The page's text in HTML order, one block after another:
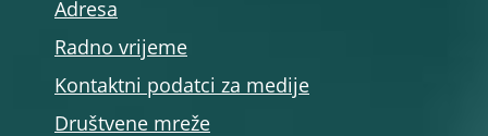
Adresa
Radno vrijeme
Kontaktni podatci za medije
Društvene mreže